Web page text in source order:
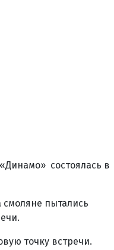
состоялась в
пытались
точку встречи.